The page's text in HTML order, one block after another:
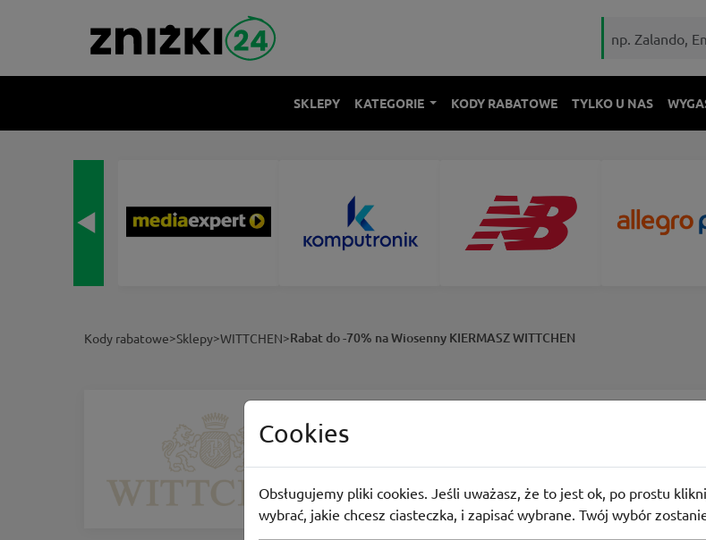
SKLEPY KATEGORIE KODY RABATOWE TYLKO U NAS
Kody rabatowe>Sklepy>WITTCHEN>Rabat do -70% na Wiosenny KIERMASZ WITTCHEN
WITTCHEN
Rabat do -70% na Wiosenny KIERMASZ WITTCHEN
-70% 29 osób użyło PROMO
Cookies
Obsługujemy pliki cookies. Jeśli uważasz, że to jest ok, po prostu
wybrać, jakie chcesz ciasteczka, i zapisać wybrane. Twój wybór